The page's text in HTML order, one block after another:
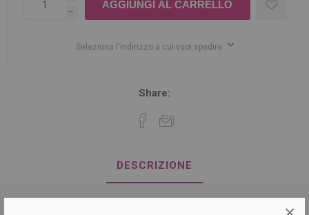
h
Seleziona l'indirizzo a cui vuoi spedire
Share:
DESCRIZIONE